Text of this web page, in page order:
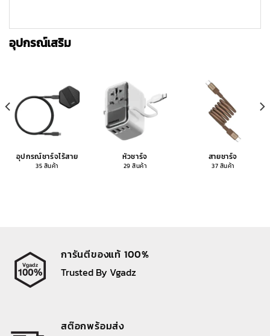
อุปกรณ์เสริม
อุปกรณ์ชาร์จไร้สาย
35 สินค้า
หัวชาร์จ
29 สินค้า
สายชาร์จ
37 สินค้า
การันตีของแท้ 100%
Trusted By Vgadz
สต๊อกพร้อมส่ง